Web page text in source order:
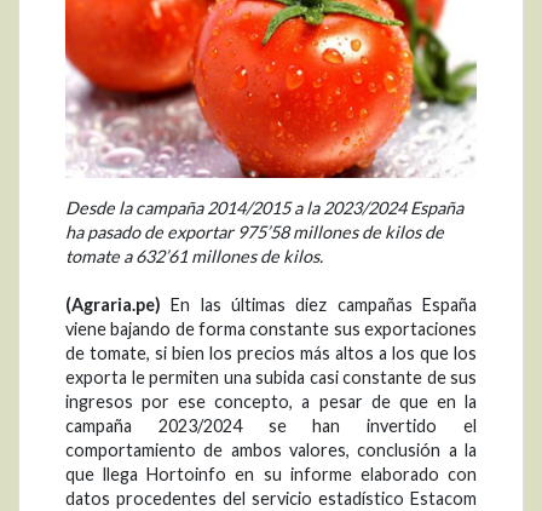
Desde la campaña 2014/2015 a la 2023/2024 España
ha pasado de exportar 975’58 millones de kilos de
tomate a 632’61 millones de kilos.
(Agraria.pe) En las últimas diez campañas España
viene bajando de forma constante sus exportaciones
de tomate, si bien los precios más altos a los que los
exporta le permiten una subida casi constante de sus
ingresos por ese concepto, a pesar de que en la
campaña 2023/2024 se han invertido el
comportamiento de ambos valores, conclusión a la
que llega Hortoinfo en su informe elaborado con
datos procedentes del servicio estadístico Estacom